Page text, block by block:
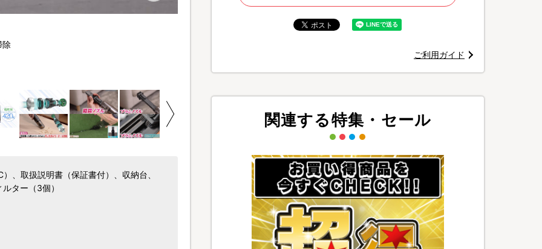
除
開発したのは、ふとんクリーナーの先駆者である「レイコップ」。
、取扱説明書（保証書付）、収納台、
ター（3個）
ご利用ガイド
関連する特集・セール